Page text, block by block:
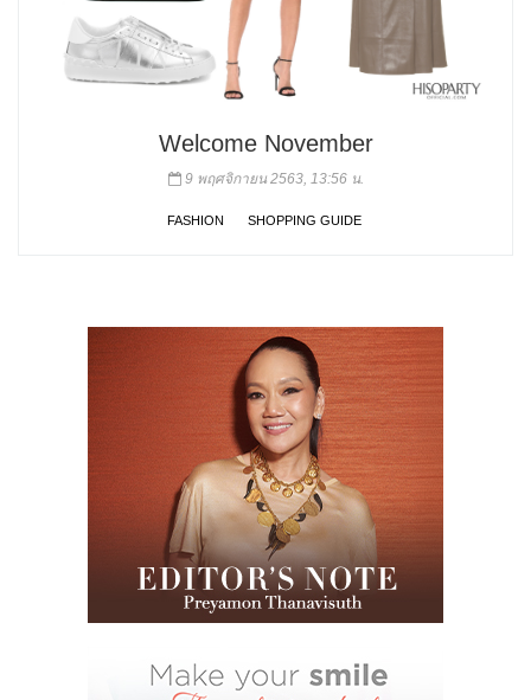
Welcome November
9 พฤศจิกายน 2563, 13:56 น.
FASHION SHOPPING GUIDE